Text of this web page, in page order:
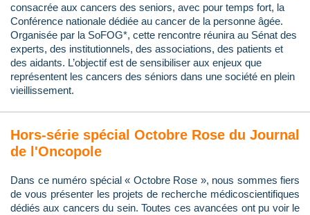
consacrée aux cancers des seniors, avec pour temps fort, la
Conférence nationale dédiée au cancer de la personne âgée.
Organisée par la SoFOG*, cette rencontre réunira au Sénat des
experts, des institutionnels, des associations, des patients et
des aidants. L’objectif est de sensibiliser aux enjeux que
représentent les cancers des séniors dans une société en plein
vieillissement.
Hors-série spécial Octobre Rose du Journal
de l'Oncopole
Dans ce numéro spécial « Octobre Rose », nous sommes fiers
de vous présenter les projets de recherche médicoscientifiques
dédiés aux cancers du sein. Toutes ces avancées ont pu voir le